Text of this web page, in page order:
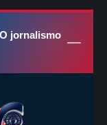
O jornalismo